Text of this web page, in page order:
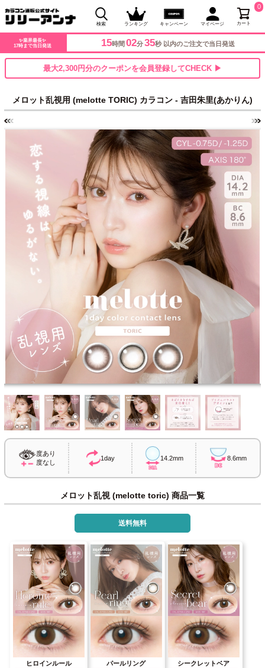
検索 ランキング キャンペーン マイページ カート
0
✨業界最長✨
17時まで当日発送
15時間 02分32秒 以内のご注文で当日発送
最大2,300円分のクーポンを会員登録してCHECK ▶
メロット乱視用 (melotte TORIC) カラコン - 吉田朱里(あかりん)
度あり
度なし
1day 14.2mm 8.6mm
メロット乱視 (melotte toric) 商品一覧
送料無料
ヒロインルール パールリング シークレットベア